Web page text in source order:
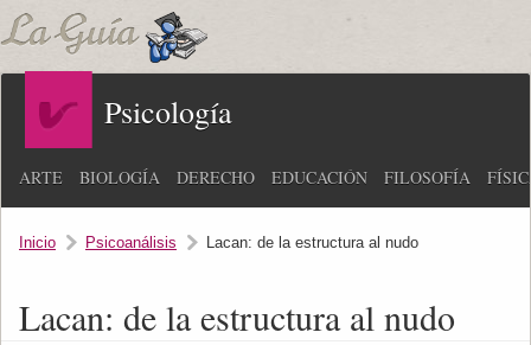
Psicología
ARTE BIOLOGÍA DERECHO EDUCACIÓN FILOSOFÍA
Inicio Psicoanálisis Lacan: de la estructura al nudo
Lacan: de la estructura al nudo